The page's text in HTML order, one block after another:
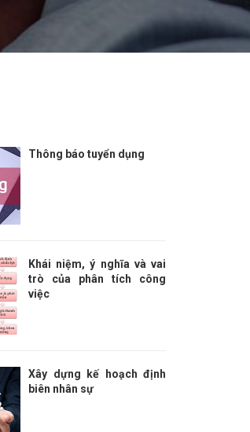
Thông báo tuyển dụng
Khái niệm, ý nghĩa và vai
trò của phân tích công
việc
Xây dựng kế hoạch định
biên nhân sự